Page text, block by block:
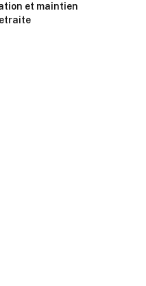
et maintien